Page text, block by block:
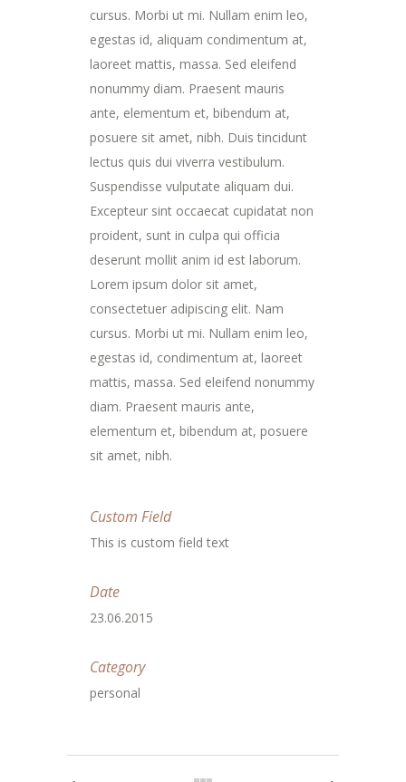
cursus. Morbi ut mi. Nullam enim leo,
egestas id, aliquam condimentum at,
laoreet mattis, massa. Sed eleifend
nonummy diam. Praesent mauris
ante, elementum et, bibendum at,
posuere sit amet, nibh. Duis tincidunt
lectus quis dui viverra vestibulum.
Suspendisse vulputate aliquam dui.
Excepteur sint occaecat cupidatat non
proident, sunt in culpa qui officia
deserunt mollit anim id est laborum.
Lorem ipsum dolor sit amet,
consectetuer adipiscing elit. Nam
cursus. Morbi ut mi. Nullam enim leo,
egestas id, condimentum at, laoreet
mattis, massa. Sed eleifend nonummy
diam. Praesent mauris ante,
elementum et, bibendum at, posuere
sit amet, nibh.
Custom Field
This is custom field text
Date
23.06.2015
Category
personal